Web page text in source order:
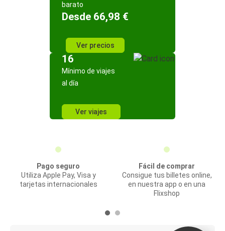
barato
Desde 66,98 €
Ver precios
16
Mínimo de viajes
al día
Ver viajes
Pago seguro
Utiliza Apple Pay, Visa y
tarjetas internacionales
Fácil de comprar
Consigue tus billetes online,
en nuestra app o en una
Flixshop